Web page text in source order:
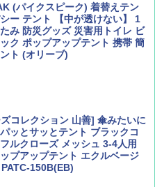
9月号 [雑誌]
2027 地球の歩き方A ヨーロッ
方 島旅 利尻 礼文 天売島 焼尻
(パイクスピーク) 着替えテン
ー テント 【中が透けない】 1
み 防災グッズ 災害用トイレ ビ
ク ポップアップテント 携帯 簡
ト (オリーブ)
コレクション 山善] 傘みたいに
ッとサッとテント ブラックコ
ルクローズ メッシュ 3-4人用
プアップテント エクルベージ
150B(EB)